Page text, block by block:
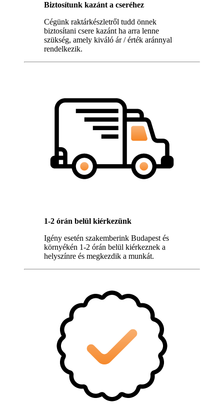
Biztosítunk kazánt a cseréhez
Cégünk raktárkészletről tudd önnek
biztosítani csere kazánt ha arra lenne
szükség, amely kiváló ár / érték aránnyal
rendelkezik.
1-2 órán belül kiérkezünk
Igény esetén szakemberink Budapest és
környékén 1-2 órán belül kiérkeznek a
helyszínre és megkezdik a munkát.